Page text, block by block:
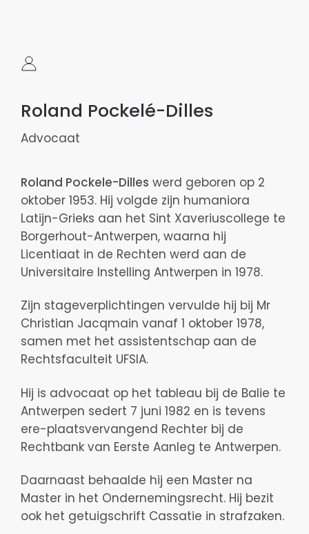
Roland Pockelé-Dilles
Advocaat
Roland Pockele-Dilles werd geboren op 2
oktober 1953. Hij volgde zijn humaniora
Latijn-Grieks aan het Sint Xaveriuscollege te
Borgerhout-Antwerpen, waarna hij
Licentiaat in de Rechten werd aan de
Universitaire Instelling Antwerpen in 1978.
Zijn stageverplichtingen vervulde hij bij Mr
Christian Jacqmain vanaf 1 oktober 1978,
samen met het assistentschap aan de
Rechtsfaculteit UFSIA.
Hij is advocaat op het tableau bij de Balie te
Antwerpen sedert 7 juni 1982 en is tevens
ere-plaatsvervangend Rechter bij de
Rechtbank van Eerste Aanleg te Antwerpen.
Daarnaast behaalde hij een Master na
Master in het Ondernemingsrecht. Hij bezit
ook het getuigschrift Cassatie in strafzaken.